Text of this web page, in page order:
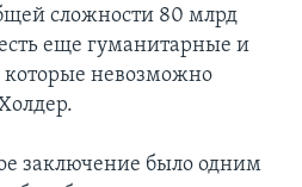
сложности 80 млрд
еще гуманитарные и
невозможно
заключение было одним